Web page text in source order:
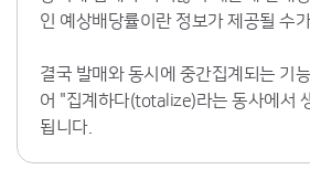
인 예상배당률이란 정보가 제공될 수
결국 발매와 동시에 중간집계되는 기
어 "집계하다(totalize)라는 동사에서
됩니다.